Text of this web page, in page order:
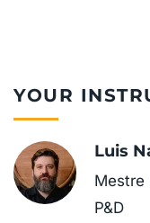
YOUR
Luis
Mestre
P&D